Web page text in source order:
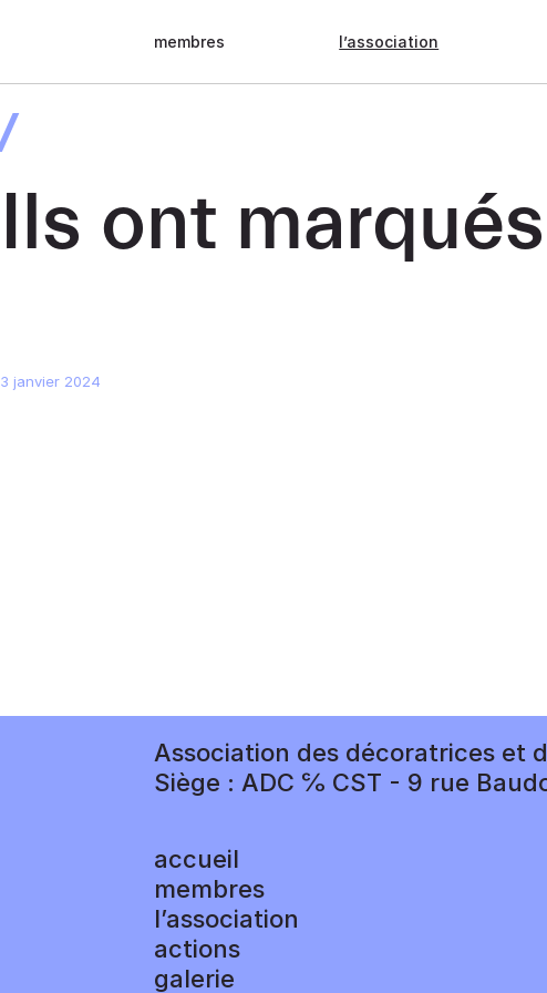
membres l’association
Ils ont marqués
3 janvier 2024
Association des décoratrices et
Siège : ADC ℅ CST - 9 rue
accueil
membres
l’association
actions
galerie